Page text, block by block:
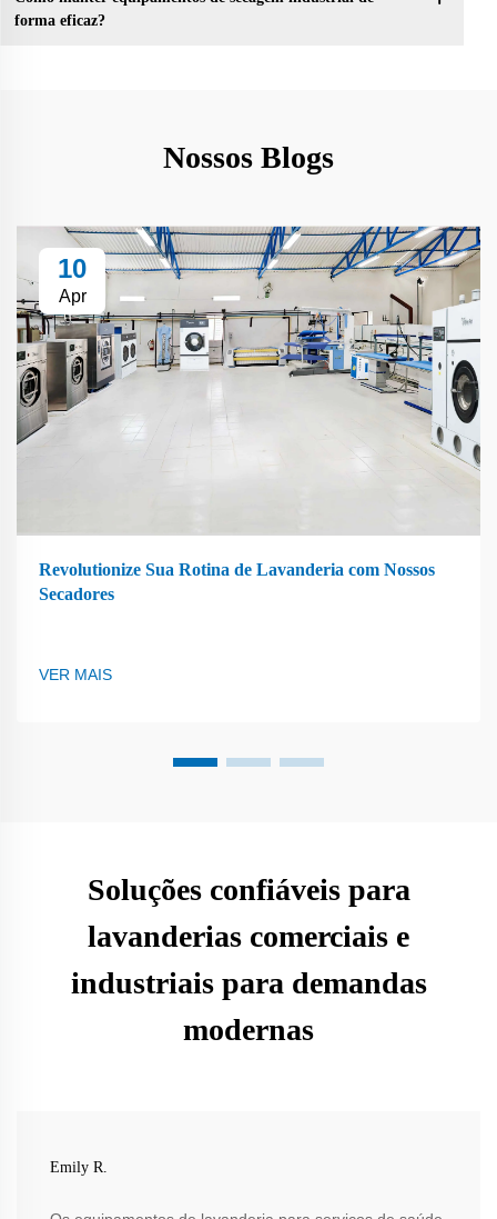
forma eficaz?
Nossos Blogs
10
Apr
Revolutionize Sua Rotina de Lavanderia com Nossos
Secadores
VER MAIS
Soluções confiáveis para
lavanderias comerciais e
industriais para demandas
modernas
Emily R.